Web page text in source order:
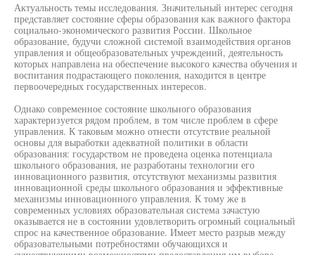
Актуальность темы исследования. Значительный интерес сегодня
представляет состояние сферы образования как важного фактора
социально-экономического развития России. Школьное
образование, будучи сложной системой взаимодействия органов
управления и общеобразовательных учреждений, деятельность
которых направлена на обеспечение высокого качества обучения и
воспитания подрастающего поколения, находится в центре
первоочередных государственных интересов.
Однако современное состояние школьного образования
характеризуется рядом проблем, в том числе проблем в сфере
управления. К таковым можно отнести отсутствие реальной
основы для выработки адекватной политики в области
образования: государством не проведена оценка потенциала
школьного образования, не разработаны технологии его
инновационного развития, отсутствуют механизмы развития
инновационной среды школьного образования и эффективные
механизмы инновационного управления. К тому же в
современных условиях образовательная система зачастую
оказывается не в состоянии удовлетворить огромный социальный
спрос на качественное образование. Имеет место разрыв между
образовательными потребностями обучающихся и